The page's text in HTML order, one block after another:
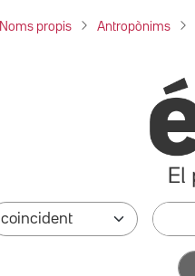
Noms propis Antropònims